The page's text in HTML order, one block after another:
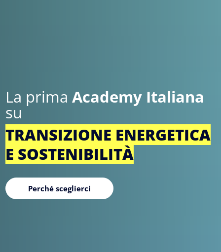
La prima Academy Italiana
su
TRANSIZIONE ENERGETICA
E SOSTENIBILITÀ
Perché sceglierci